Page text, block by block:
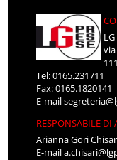
LG
Tel: 0165.231711
Fax: 0165.1820141
E-mail
RESPONSABILE DI
Arianna Gori
E-mail